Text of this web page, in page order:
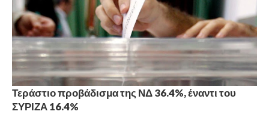
Τεράστιο προβάδισμα της ΝΔ 36.4%, έναντι του
ΣΥΡΙΖΑ 16.4%